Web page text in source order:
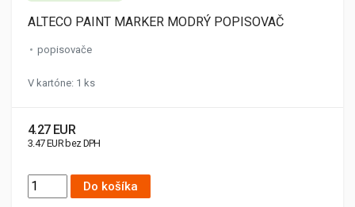
ALTECO PAINT MARKER MODRÝ POPISOVAČ
popisovače
V kartóne: 1 ks
4.27 EUR
3.47 EUR bez DPH
Do košíka